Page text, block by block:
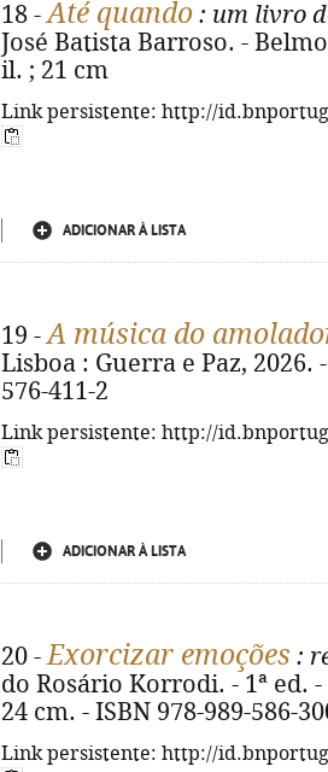
18 -Até quando : um livro
José Batista Barroso. -
il. ; 21 cm
Link persistente: http://
ADICIONAR À LISTA
19 -A música do
Lisboa : Guerra e Paz, 2026.
576-411-2
Link persistente: http://
ADICIONAR À LISTA
20 -Exorcizar emoções :
do Rosário Korrodi. - 1ª ed.
24 cm. - ISBN 978-989-586-
Link persistente: http://